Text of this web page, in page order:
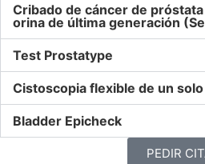
Cribado de cáncer de
orina de última generación
Test Prostatype
Cistoscopia flexible de un
Bladder Epicheck
PEDIR